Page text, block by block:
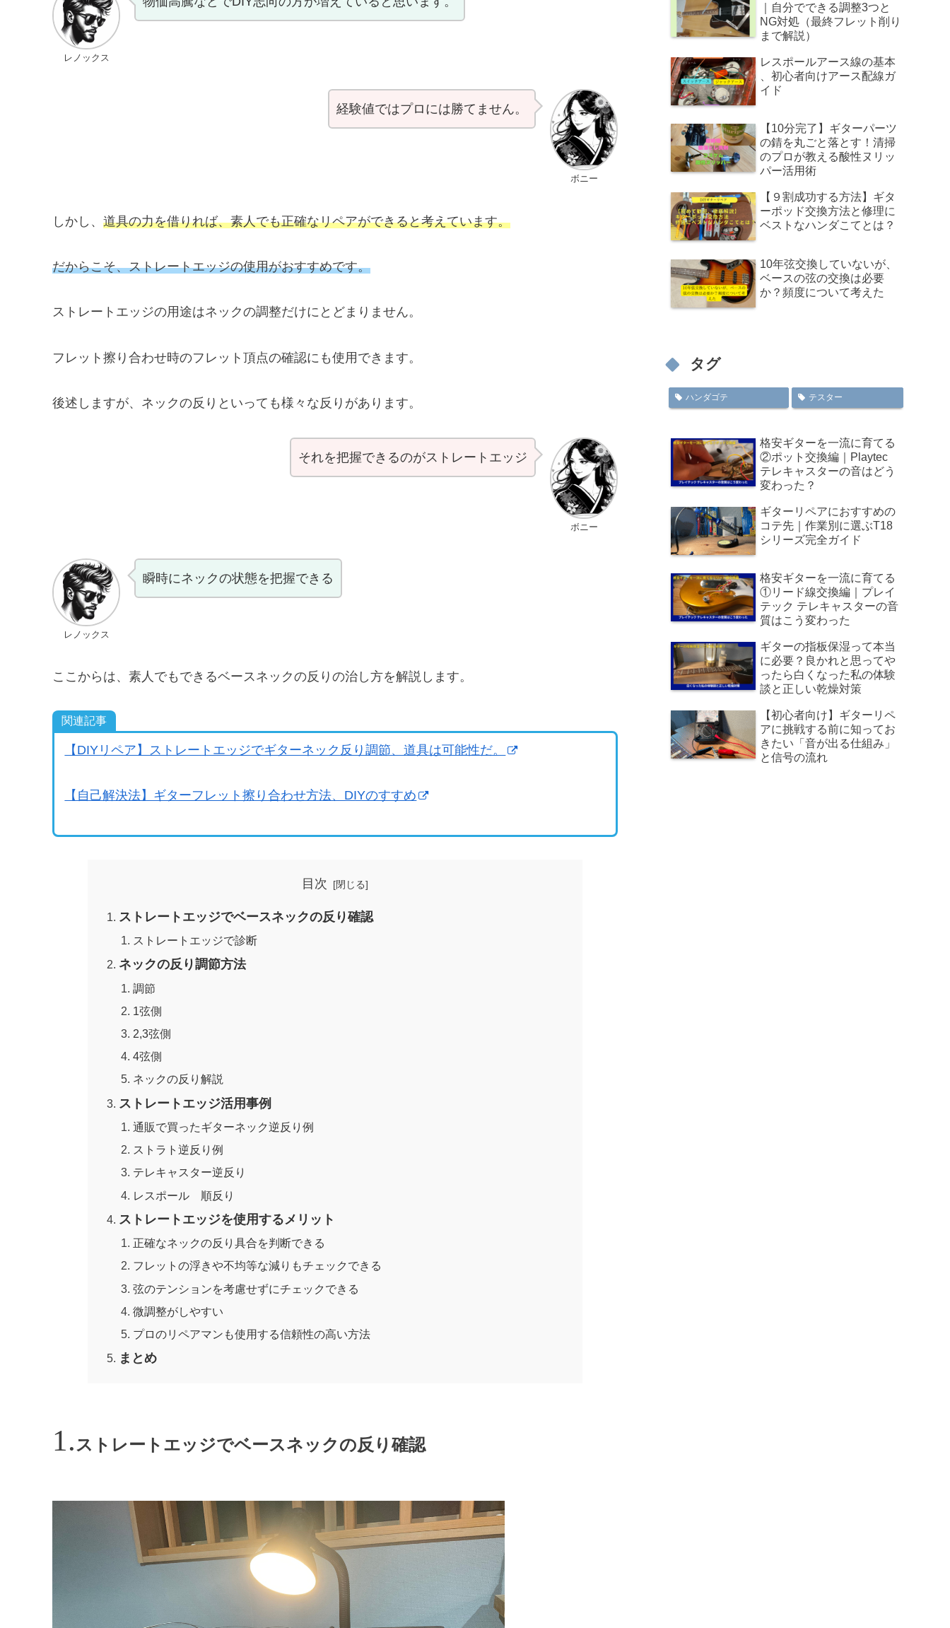
レノックス
ボニー
経験値ではプロには勝てません。
しかし、 道具の力を借りれば、素人でも正確なリペアができると考えています。
だからこそ、ストレートエッジの使用がおすすめです。
ストレートエッジの用途はネックの調整だけにとどまりません。
フレット擦り合わせ時のフレット頂点の確認にも使用できます。
後述しますが、ネックの反りといっても様々な反りがあります。
ボニー
それを把握できるのがストレートエッジ
レノックス
瞬時にネックの状態を把握できる
ここからは、素人でもできるベースネックの反りの治し方を解説します。
関連記事
【DIYリペア】ストレートエッジでギターネック反り調節、道具は可能性だ。
【自己解決法】ギターフレット擦り合わせ方法、DIYのすすめ
目次
ストレートエッジでベースネックの反り確認
ストレートエッジで診断
ネックの反り調節方法
調節
1弦側
2,3弦側
4弦側
ネックの反り解説
ストレートエッジ活用事例
通販で買ったギターネック逆反り例
ストラト逆反り例
テレキャスター逆反り
レスポール 順反り
ストレートエッジを使用するメリット
正確なネックの反り具合を判断できる
フレットの浮きや不均等な減りもチェックできる
弦のテンションを考慮せずにチェックできる
微調整がしやすい
プロのリペアマンも使用する信頼性の高い方法
まとめ
ストレートエッジでベースネックの反り確認
｜自分でできる調整3つと
NG対処（最終フレット削り
まで解説）
レスポールアース線の基本
、初心者向けアース配線ガ
イド
【10分完了】ギターパーツ
の錆を丸ごと落とす！清掃
のプロが教える酸性ヌリッ
パー活用術
【９割成功する方法】ギタ
ーポッド交換方法と修理に
ベストなハンダこてとは？
10年弦交換していないが、
ベースの弦の交換は必要
か？頻度について考えた
タグ
ハンダゴテ テスター
格安ギターを一流に育てる
②ポット交換編｜Playtec
テレキャスターの音はどう
変わった？
ギターリペアにおすすめの
コテ先｜作業別に選ぶT18
シリーズ完全ガイド
格安ギターを一流に育てる
①リード線交換編｜プレイ
テック テレキャスターの音
質はこう変わった
ギターの指板保湿って本当
に必要？良かれと思ってや
ったら白くなった私の体験
談と正しい乾燥対策
【初心者向け】ギターリペ
アに挑戦する前に知ってお
きたい「音が出る仕組み」
と信号の流れ